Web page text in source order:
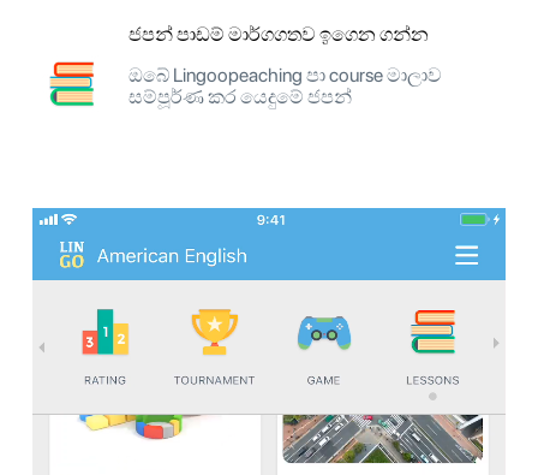
ජපන් පාඩම් මාර්ගගතව ඉගෙන ගන්න
ඔබේ Lingoopeaching පා course මාලාව
සම්පූර්ණ කර යෙදුමේ ජපන්